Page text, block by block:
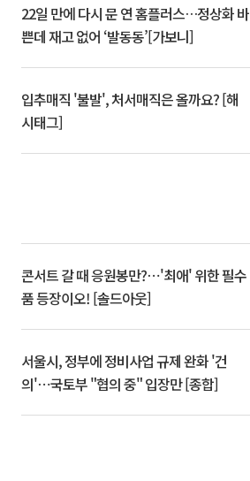
22일 만에 다시 문 연 홈플러스…정상화 바
쁜데 재고 없어 ‘발동동’[가보니]
입추매직 '불발', 처서매직은 올까요? [해
시태그]
콘서트 갈 때 응원봉만?⋯'최애' 위한 필수
품 등장이오! [솔드아웃]
서울시, 정부에 정비사업 규제 완화 '건
의'⋯국토부 "협의 중" 입장만 [종합]